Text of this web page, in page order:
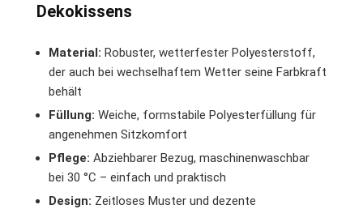
Dekokissens
Material: Robuster, wetterfester Polyesterstoff,
der auch bei wechselhaftem Wetter seine Farbkraft
behält
Füllung: Weiche, formstabile Polyesterfüllung für
angenehmen Sitzkomfort
Pflege: Abziehbarer Bezug, maschinenwaschbar
bei 30 °C – einfach und praktisch
Design: Zeitloses Muster und dezente